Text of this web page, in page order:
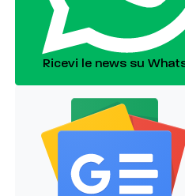
Ricevi le news su